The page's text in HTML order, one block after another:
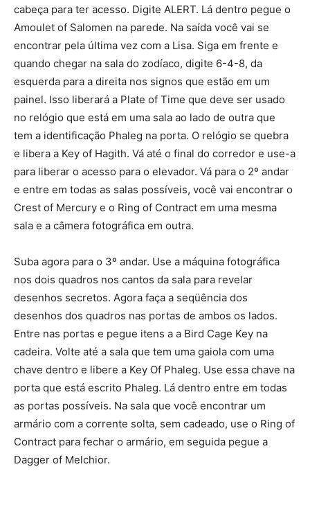
cabeça para ter acesso. Digite ALERT. Lá dentro pegue o
Amoulet of Salomen na parede. Na saída você vai se
encontrar pela última vez com a Lisa. Siga em frente e
quando chegar na sala do zodíaco, digite 6-4-8, da
esquerda para a direita nos signos que estão em um
painel. Isso liberará a Plate of Time que deve ser usado
no relógio que está em uma sala ao lado de outra que
tem a identificação Phaleg na porta. O relógio se quebra
e libera a Key of Hagith. Vá até o final do corredor e use-a
para liberar o acesso para o elevador. Vá para o 2º andar
e entre em todas as salas possíveis, você vai encontrar o
Crest of Mercury e o Ring of Contract em uma mesma
sala e a câmera fotográfica em outra.
Suba agora para o 3º andar. Use a máquina fotográfica
nos dois quadros nos cantos da sala para revelar
desenhos secretos. Agora faça a seqüência dos
desenhos dos quadros nas portas de ambos os lados.
Entre nas portas e pegue itens a a Bird Cage Key na
cadeira. Volte até a sala que tem uma gaiola com uma
chave dentro e libere a Key Of Phaleg. Use essa chave na
porta que está escrito Phaleg. Lá dentro entre em todas
as portas possíveis. Na sala que você encontrar um
armário com a corrente solta, sem cadeado, use o Ring of
Contract para fechar o armário, em seguida pegue a
Dagger of Melchior.